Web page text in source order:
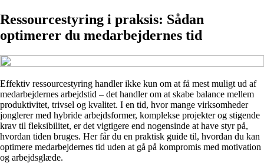
Ressourcestyring i praksis: Sådan
optimerer du medarbejdernes tid
Effektiv ressourcestyring handler ikke kun om at få mest muligt ud af
medarbejdernes arbejdstid – det handler om at skabe balance mellem
produktivitet, trivsel og kvalitet. I en tid, hvor mange virksomheder
jonglerer med hybride arbejdsformer, komplekse projekter og stigende
krav til fleksibilitet, er det vigtigere end nogensinde at have styr på,
hvordan tiden bruges. Her får du en praktisk guide til, hvordan du kan
optimere medarbejdernes tid uden at gå på kompromis med motivation
og arbejdsglæde.